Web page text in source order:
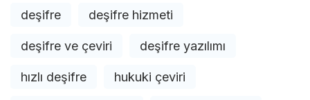
deşifre deşifre hizmeti
deşifre ve çeviri deşifre yazılımı
hızlı deşifre hukuki çeviri